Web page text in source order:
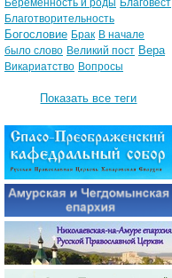
Беременность и роды Благовест
Благотворительность
Богословие Брак В начале
было слово Великий пост Вера
Викариатство Вопросы
Показать все теги